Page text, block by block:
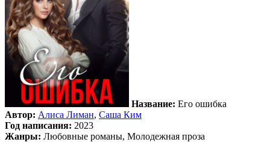
Название: Его ошибка
Автор: Алиса Лиман, Саша Ким
Год написания: 2023
Жанры: Любовные романы, Молодежная проза